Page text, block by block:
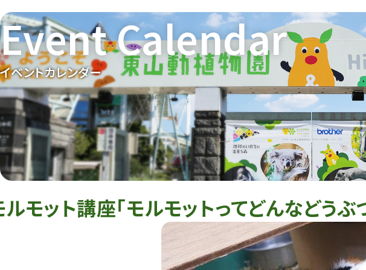
イベントカレンダー
Event Calendar
ルモット講座「モルモットってどんなどうぶ